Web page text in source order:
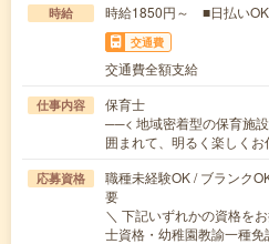
時給 時給1850円～ ■日払いOK
交通費
交通費全額支給
仕事内容
保育士
──< 地域密着型の保育施
囲まれて、明るく楽しく
応募資格
職種未経験OK / ブランク
要
＼ 下記いずれかの資格を
士資格・幼稚園教諭一種